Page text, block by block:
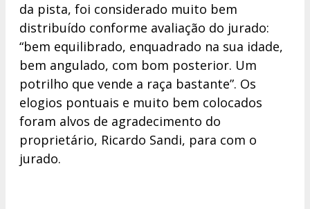
da pista, foi considerado muito bem
distribuído conforme avaliação do jurado:
“bem equilibrado, enquadrado na sua idade,
bem angulado, com bom posterior. Um
potrilho que vende a raça bastante”. Os
elogios pontuais e muito bem colocados
foram alvos de agradecimento do
proprietário, Ricardo Sandi, para com o
jurado.